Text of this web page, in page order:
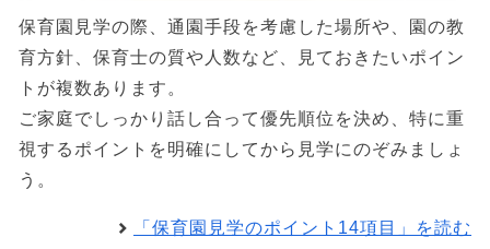
保育園見学の際、通園手段を考慮した場所や、園の教
育方針、保育士の質や人数など、見ておきたいポイン
トが複数あります。
ご家庭でしっかり話し合って優先順位を決め、特に重
視するポイントを明確にしてから見学にのぞみましょ
う。
「保育園見学のポイント14項目」を読む